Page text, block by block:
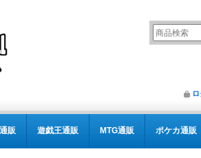
販 遊戯王通販 MTG通販 ポケカ通販